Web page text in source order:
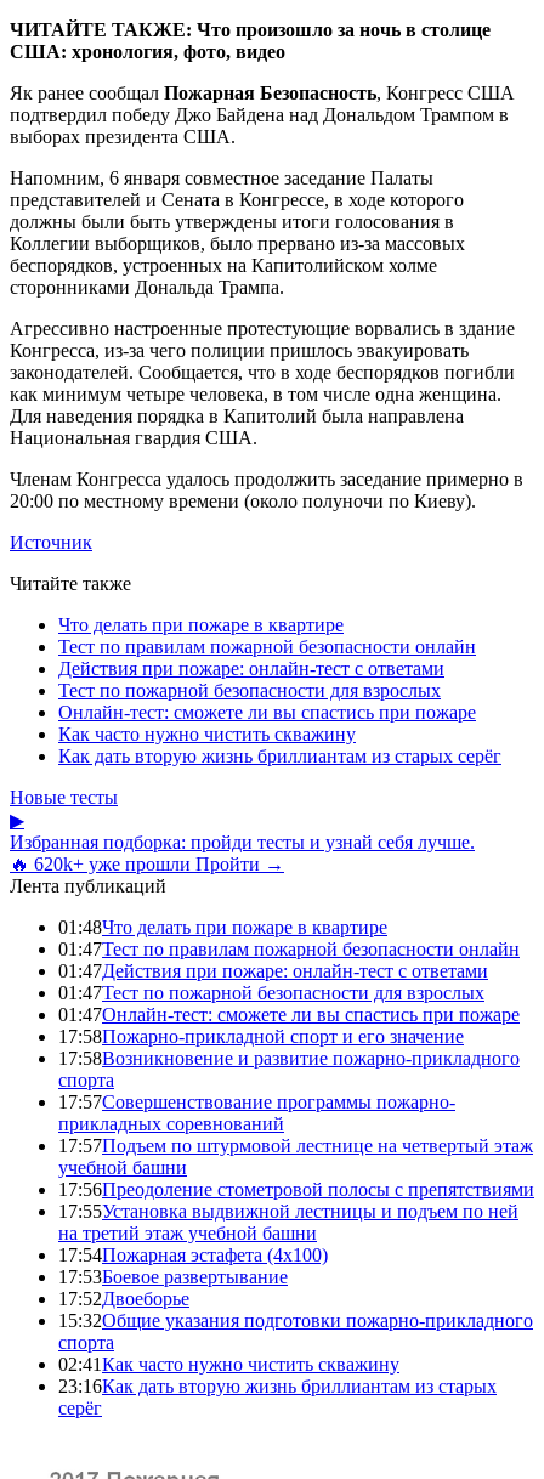
ЧИТАЙТЕ ТАКЖЕ: Что произошло за ночь в столице
США: хронология, фото, видео
Як ранее сообщал Пожарная Безопасность, Конгресс США
подтвердил победу Джо Байдена над Дональдом Трампом в
выборах президента США.
Напомним, 6 января совместное заседание Палаты
представителей и Сената в Конгрессе, в ходе которого
должны были быть утверждены итоги голосования в
Коллегии выборщиков, было прервано из-за массовых
беспорядков, устроенных на Капитолийском холме
сторонниками Дональда Трампа.
Агрессивно настроенные протестующие ворвались в здание
Конгресса, из-за чего полиции пришлось эвакуировать
законодателей. Сообщается, что в ходе беспорядков погибли
как минимум четыре человека, в том числе одна женщина.
Для наведения порядка в Капитолий была направлена
Национальная гвардия США.
Членам Конгресса удалось продолжить заседание примерно в
20:00 по местному времени (около полуночи по Киеву).
Источник
Читайте также
Что делать при пожаре в квартире
Тест по правилам пожарной безопасности онлайн
Действия при пожаре: онлайн-тест с ответами
Тест по пожарной безопасности для взрослых
Онлайн-тест: сможете ли вы спастись при пожаре
Как часто нужно чистить скважину
Как дать вторую жизнь бриллиантам из старых серёг
Новые тесты
▶
Избранная подборка: пройди тесты и узнай себя лучше.
🔥 620k+ уже прошли Пройти →
Лента публикаций
01:48Что делать при пожаре в квартире
01:47Тест по правилам пожарной безопасности онлайн
01:47Действия при пожаре: онлайн-тест с ответами
01:47Тест по пожарной безопасности для взрослых
01:47Онлайн-тест: сможете ли вы спастись при пожаре
17:58Пожарно-прикладной спорт и его значение
17:58Возникновение и развитие пожарно-прикладного
спорта
17:57Совершенствование программы пожарно-
прикладных соревнований
17:57Подъем по штурмовой лестнице на четвертый этаж
учебной башни
17:56Преодоление стометровой полосы с препятствиями
17:55Установка выдвижной лестницы и подъем по ней
на третий этаж учебной башни
17:54Пожарная эстафета (4x100)
17:53Боевое развертывание
17:52Двоеборье
15:32Общие указания подготовки пожарно-прикладного
спорта
02:41Как часто нужно чистить скважину
23:16Как дать вторую жизнь бриллиантам из старых
серёг